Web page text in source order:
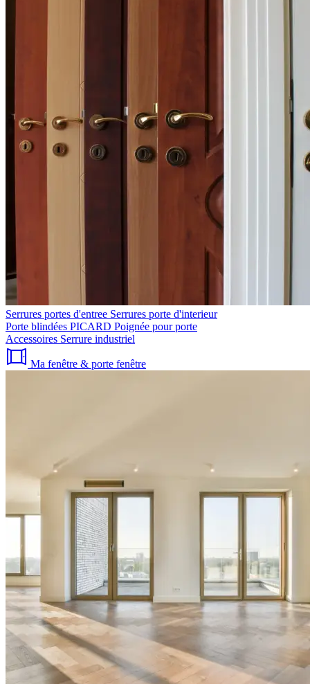
Serrures portes d'entree Serrures porte d'interieur
Porte blindées PICARD Poignée pour porte
Accessoires Serrure industriel
Ma fenêtre & porte fenêtre